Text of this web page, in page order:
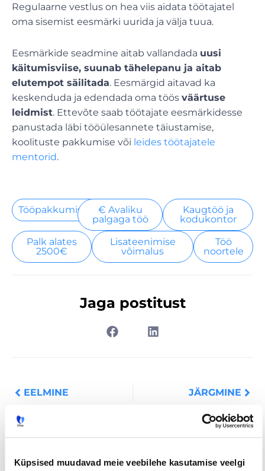
Küpsised muudavad meie veebilehe kasutamise veelgi
Regulaarne vestlus on hea viis aidata töötajatel
oma sisemist eesmärki uurida ja välja tuua.
Eesmärkide seadmine aitab vallandada uusi
käitumisviise, suunab tähelepanu ja aitab
elutempot säilitada. Eesmärgid aitavad ka
keskenduda ja edendada oma töös väärtuse
leidmist. Ettevõte saab töötajate eesmärkidesse
panustada läbi tööülesannete täiustamise,
koolituste pakkumise või leides töötajatele
mentorid.
Tööpakkumised
€ Avaliku
palgaga töö
Kaugtöö ja
kodukontor
Palk alates
2500€
Lisateenimise
võimalus
Töö
noortele
Jaga postitust
EELMINE JÄRGMINE